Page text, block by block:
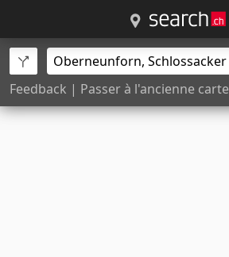
Feedback | Passer à l'ancienne carte